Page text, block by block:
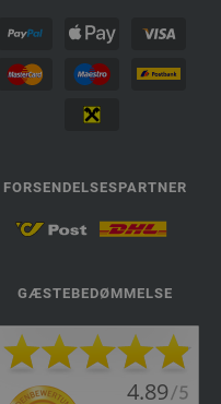
FORSENDELSESPARTNER
GÆSTEBEDØMMELSE